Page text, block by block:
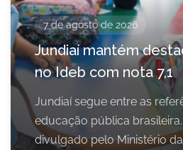
7 de agosto de 2026
Jundiaí mantém
no Ideb com nota 7,1
Jundiaí segue entre as
educação pública
divulgado pelo Ministério